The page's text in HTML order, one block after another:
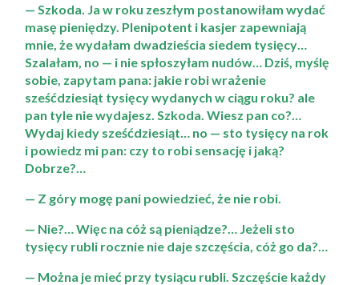
— Szkoda. Ja w roku zeszłym postanowiłam wydać
masę pieniędzy. Plenipotent i kasjer zapewniają
mnie, że wydałam dwadzieścia siedem tysięcy…
Szalałam, no — i nie spłoszyłam nudów… Dziś, myślę
sobie, zapytam pana: jakie robi wrażenie
sześćdziesiąt tysięcy wydanych w ciągu roku? ale
pan tyle nie wydajesz. Szkoda. Wiesz pan co?…
Wydaj kiedy sześćdziesiąt… no — sto tysięcy na rok
i powiedz mi pan: czy to robi sensację i jaką?
Dobrze?…
— Z góry mogę pani powiedzieć, że nie robi.
— Nie?… Więc na cóż są pieniądze?… Jeżeli sto
tysięcy rubli rocznie nie daje szczęścia, cóż go da?…
— Można je mieć przy tysiącu rubli. Szczęście każdy